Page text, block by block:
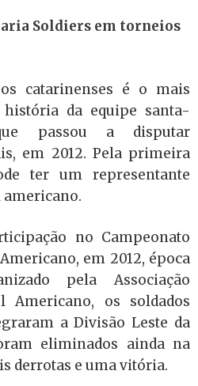
Soldiers em torneios
catarinenses é o mais
da equipe santa-
passou a disputar
em 2012. Pela primeira
ter um representante
americano.
no Campeonato
em 2012, época
pela Associação
Americano, os soldados
a Divisão Leste da
eliminados ainda na
derrotas e uma vitória.